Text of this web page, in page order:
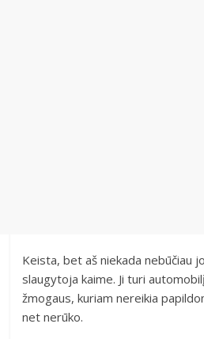
Keista, bet aš niekada nebūčiau
slaugytoja kaime. Ji turi
žmogaus, kuriam nereikia
net nerūko.